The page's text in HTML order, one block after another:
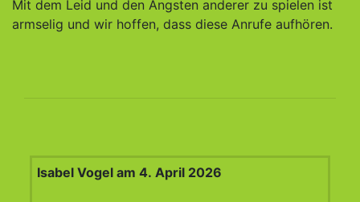
Mit dem Leid und den Ängsten anderer zu spielen ist
armselig und wir hoffen, dass diese Anrufe aufhören.
Isabel Vogel am 4. April 2026